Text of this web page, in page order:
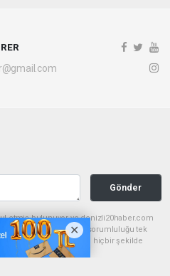
Gönder
etmiş bulunuyor ve denizli20haber.com
veya dolaylı tüm sorumluluğu tek
site yönetimi hiçbir şekilde